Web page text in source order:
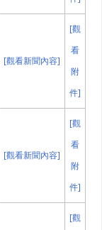
[觀看新聞內容]
[觀
看
附
件]
[觀看新聞內容]
[觀
看
附
件]
[觀